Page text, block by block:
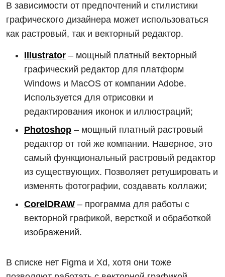
В зависимости от предпочтений и стилистики
графического дизайнера может использоваться
как растровый, так и векторный редактор.
Illustrator – мощный платный векторный
графический редактор для платформ
Windows и MacOS от компании Adobe.
Используется для отрисовки и
редактирования иконок и иллюстраций;
Photoshop – мощный платный растровый
редактор от той же компании. Наверное, это
самый функциональный растровый редактор
из существующих. Позволяет ретушировать и
изменять фотографии, создавать коллажи;
CorelDRAW – программа для работы с
векторной графикой, версткой и обработкой
изображений.
В списке нет Figma и Xd, хотя они тоже